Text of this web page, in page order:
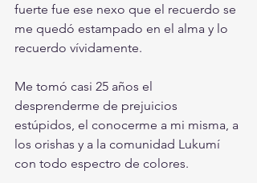
fuerte fue ese nexo que el recuerdo se
me quedó estampado en el alma y lo
recuerdo vívidamente.
Me tomó casi 25 años el
desprenderme de prejuicios
estúpidos, el conocerme a mi misma, a
los orishas y a la comunidad Lukumí
con todo espectro de colores.